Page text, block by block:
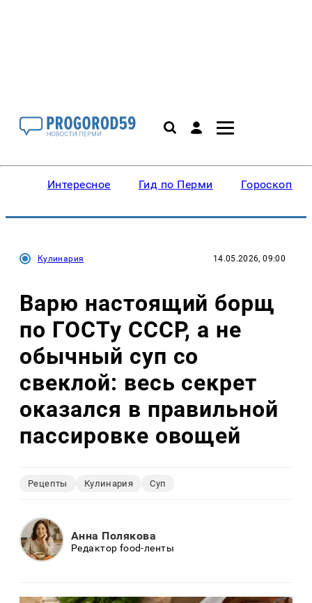
Интересное Гид по Перми Гороскопы
Кулинария 14.05.2026, 09:00
Варю настоящий борщ
по ГОСТу СССР, а не
обычный суп со
свеклой: весь секрет
оказался в правильной
пассировке овощей
Рецепты Кулинария Суп
Анна Полякова
Редактор food-ленты